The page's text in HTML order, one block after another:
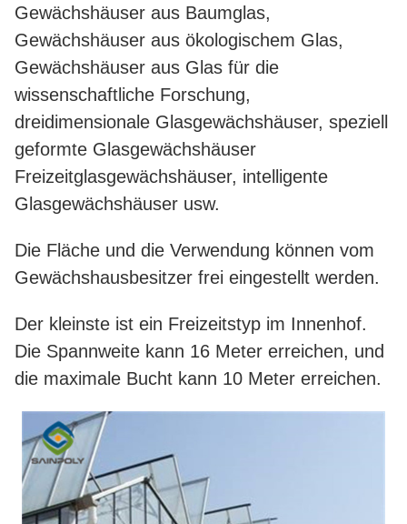
Gewächshäuser aus Baumglas,
Gewächshäuser aus ökologischem Glas,
Gewächshäuser aus Glas für die
wissenschaftliche Forschung,
dreidimensionale Glasgewächshäuser, speziell
geformte Glasgewächshäuser
Freizeitglasgewächshäuser, intelligente
Glasgewächshäuser usw.
Die Fläche und die Verwendung können vom
Gewächshausbesitzer frei eingestellt werden.
Der kleinste ist ein Freizeitstyp im Innenhof.
Die Spannweite kann 16 Meter erreichen, und
die maximale Bucht kann 10 Meter erreichen.